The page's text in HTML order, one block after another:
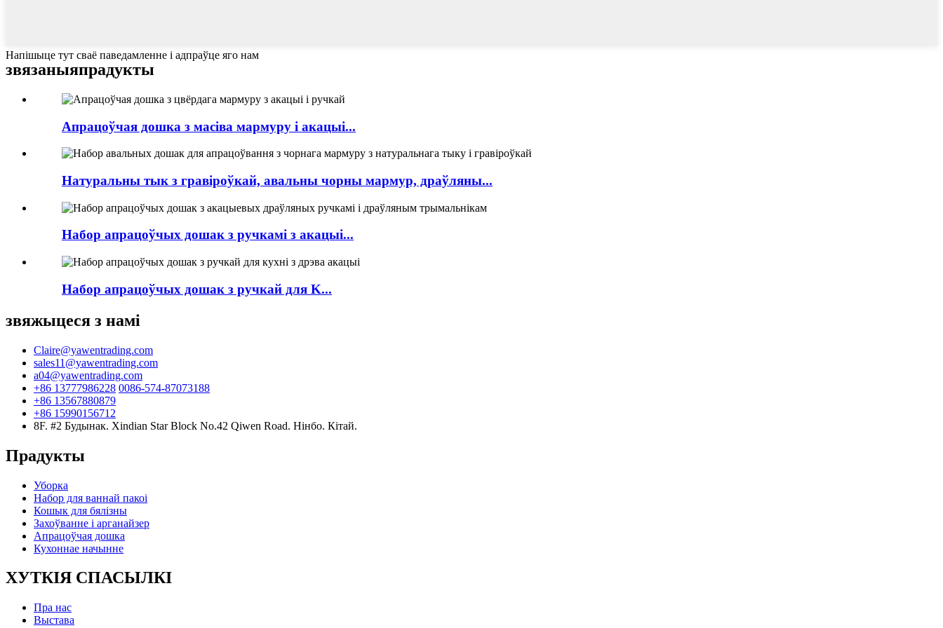
Напішыце тут сваё паведамленне і адпраўце яго нам
звязаныяпрадукты
Апрацоўчая дошка з масіва мармуру і акацыі...
Натуральны тык з гравіроўкай, авальны чорны мармур, драўляны...
Набор апрацоўчых дошак з ручкамі з акацыі...
Набор апрацоўчых дошак з ручкай для K...
звяжыцеся з намі
Claire@yawentrading.com
sales11@yawentrading.com
a04@yawentrading.com
+86 13777986228 0086-574-87073188
+86 13567880879
+86 15990156712
8F. #2 Будынак. Xindian Star Block No.42 Qiwen Road. Нінбо. Кітай.
Прадукты
Уборка
Набор для ваннай пакоі
Кошык для бялізны
Захоўванне і арганайзер
Апрацоўчая дошка
Кухоннае начынне
ХУТКІЯ СПАСЫЛКІ
Пра нас
Выстава